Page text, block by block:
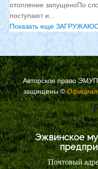
отопление запущеноПо
поступают и...
Показать еще
Авторское право
защищены©
Эжвинское
Почтовый